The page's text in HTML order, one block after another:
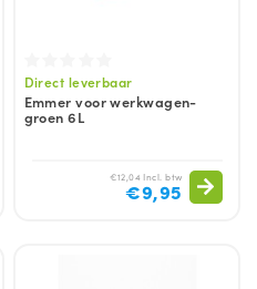
Direct leverbaar
Emmer voor werkwagen-
groen 6L
€12,04 Incl. btw
€9,95